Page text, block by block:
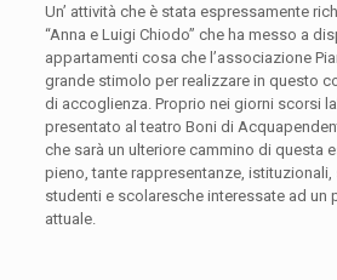
Un’ attività che è stata espressamente
“Anna e Luigi Chiodo” che ha messo a
appartamenti cosa che l’associazione
grande stimolo per realizzare in questo
di accoglienza. Proprio nei giorni scorsi
presentato al teatro Boni di
che sarà un ulteriore cammino di questa
pieno, tante rappresentanze, istituzionali,
studenti e scolaresche interessate ad un
attuale.